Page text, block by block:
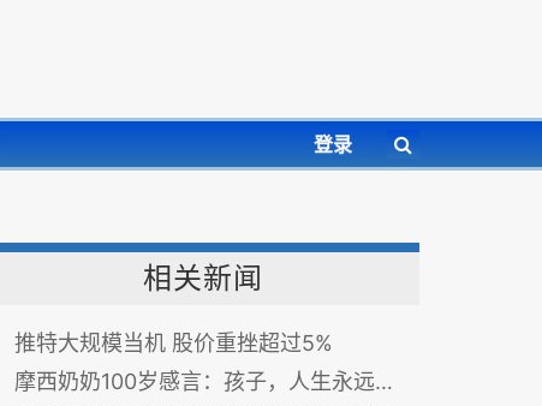
登录
相关新闻
推特大规模当机 股价重挫超过5%
摩西奶奶100岁感言：孩子，人生永远没有太晚的开始